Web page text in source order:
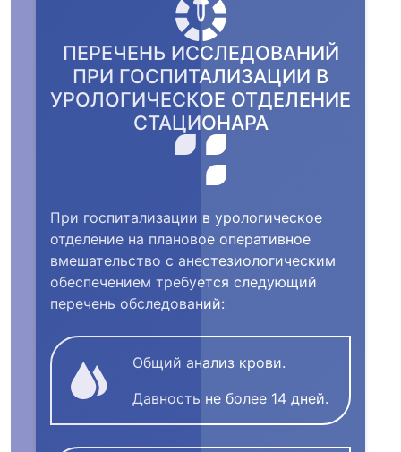
ПЕРЕЧЕНЬ ИССЛЕДОВАНИЙ
ПРИ ГОСПИТАЛИЗАЦИИ В
УРОЛОГИЧЕСКОЕ ОТДЕЛЕНИЕ
СТАЦИОНАРА
При госпитализации в урологическое
отделение на плановое оперативное
вмешательство с анестезиологическим
обеспечением требуется следующий
перечень обследований:
Общий анализ крови.
Давность не более 14 дней.